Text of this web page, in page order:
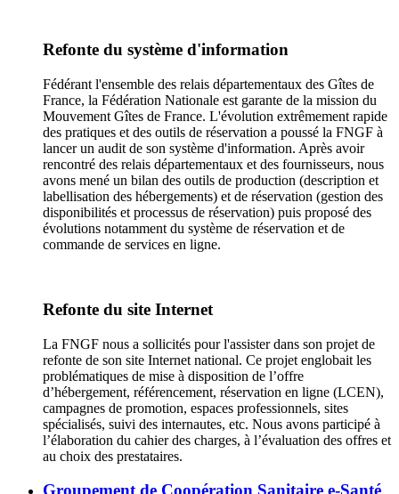
Refonte du système d'information
Fédérant l'ensemble des relais départementaux des Gîtes de
France, la Fédération Nationale est garante de la mission du
Mouvement Gîtes de France. L'évolution extrêmement rapide
des pratiques et des outils de réservation a poussé la FNGF à
lancer un audit de son système d'information. Après avoir
rencontré des relais départementaux et des fournisseurs, nous
avons mené un bilan des outils de production (description et
labellisation des hébergements) et de réservation (gestion des
disponibilités et processus de réservation) puis proposé des
évolutions notamment du système de réservation et de
commande de services en ligne.
Refonte du site Internet
La FNGF nous a sollicités pour l'assister dans son projet de
refonte de son site Internet national. Ce projet englobait les
problématiques de mise à disposition de l’offre
d’hébergement, référencement, réservation en ligne (LCEN),
campagnes de promotion, espaces professionnels, sites
spécialisés, suivi des internautes, etc. Nous avons participé à
l’élaboration du cahier des charges, à l’évaluation des offres et
au choix des prestataires.
Groupement de Coopération Sanitaire e-Santé